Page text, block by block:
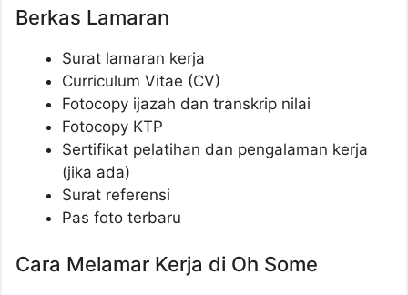
Berkas Lamaran
Surat lamaran kerja
Curriculum Vitae (CV)
Fotocopy ijazah dan transkrip nilai
Fotocopy KTP
Sertifikat pelatihan dan pengalaman kerja
(jika ada)
Surat referensi
Pas foto terbaru
Cara Melamar Kerja di Oh Some